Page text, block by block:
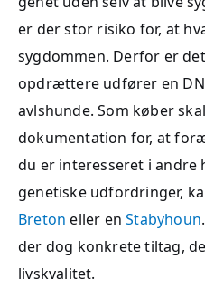
er der stor risiko for, at
sygdommen. Derfor er
opdrættere udfører en
avlshunde. Som køber
dokumentation for, at
du er interesseret i
genetiske udfordringer,
Breton eller enStabyhoun
der dog konkrete tiltag,
livskvalitet.